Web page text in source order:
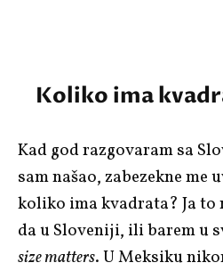
Koliko ima
Kad god razgovaram sa
sam našao, zabezekne me
koliko ima kvadrata? Ja to
da u Sloveniji, ili barem u
size matters. U Meksiku